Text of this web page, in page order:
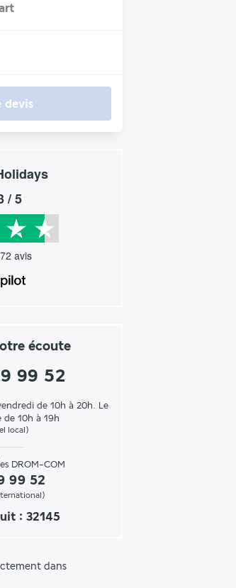
devis
/ 5
avis
écoute
99 52
de 10h à 20h. Le
de 10h à 19h
local)
DROM-COM
99 52
: 32145
dans